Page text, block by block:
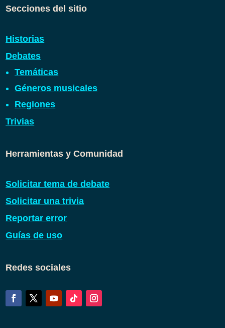
Secciones del sitio
Historias
Debates
Temáticas
Géneros musicales
Regiones
Trivias
Herramientas y Comunidad
Solicitar tema de debate
Solicitar una trivia
Reportar error
Guías de uso
Redes sociales